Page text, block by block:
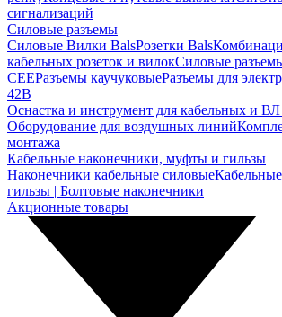
сигнализаций
Силовые разъемы
Силовые Вилки BalsРозетки Bals
кабельных розеток и вилокСиловые
CEEРазъемы каучуковыеРазъемы для
42В
Оснастка и инструмент для кабельных и
Оборудование для воздушных линий
монтажа
Кабельные наконечники, муфты и гильзы
Наконечники кабельные силовые
гильзы | Болтовые наконечники
Акционные товары